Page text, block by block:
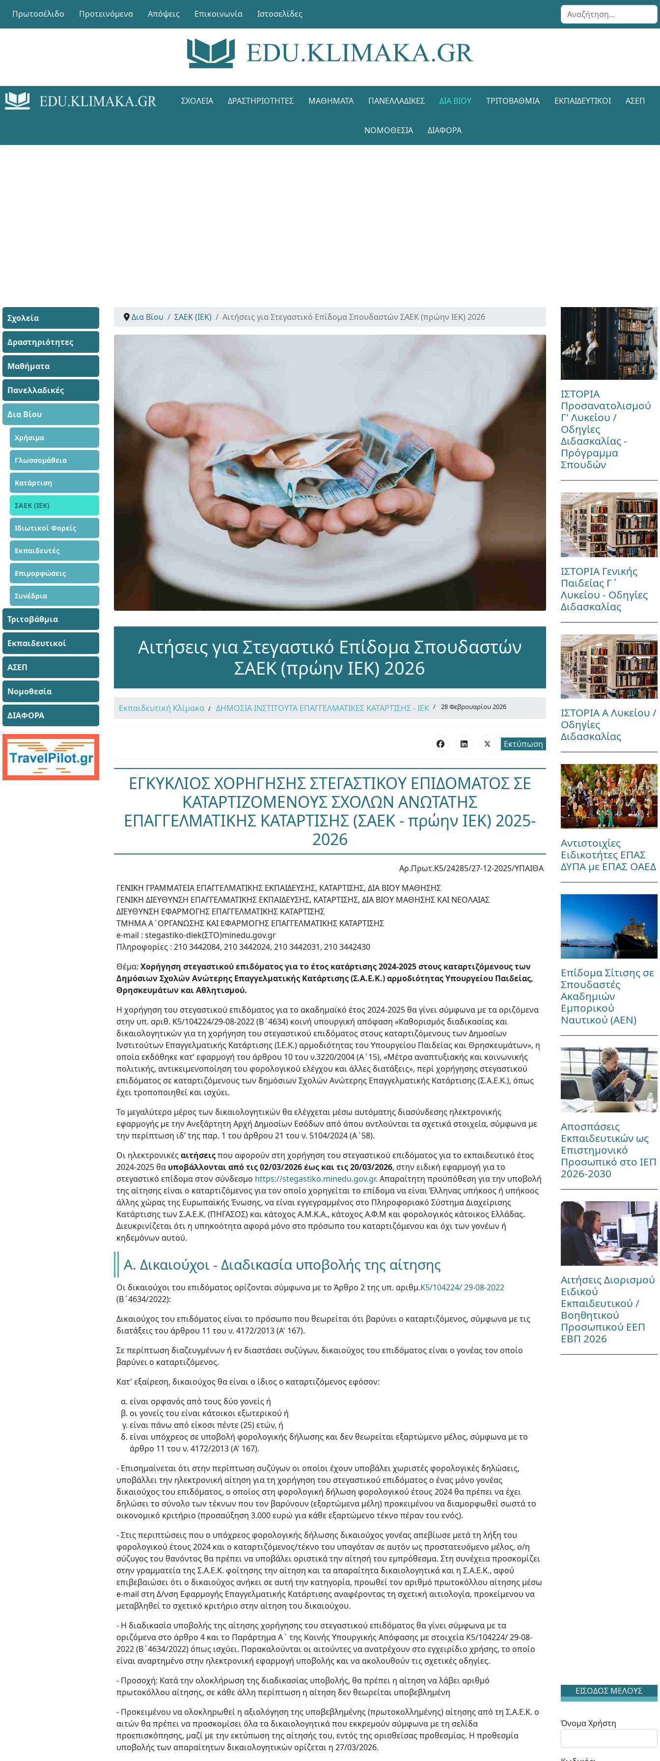
Πρωτοσέλιδο Προτεινόμενα Απόψεις Επικοινωνία Ιστοσελίδες Αναζήτηση...
ΣΧΟΛΕΊΑ ΔΡΑΣΤΗΡΙΌΤΗΤΕΣ ΜΑΘΉΜΑΤΑ ΠΑΝΕΛΛΑΔΙΚΈΣ ΔΙΑ ΒΊΟΥ ΤΡΙΤΟΒΆΘΜΙΑ ΕΚΠΑΙΔΕΥΤΙΚΟΊ ΑΣΕΠ
ΝΟΜΟΘΕΣΊΑ ΔΙΑΦΟΡΑ
Σχολεία
Δραστηριότητες
Μαθήματα
Πανελλαδικές
Δια Βίου
Χρήσιμα
Γλωσσομάθεια
Κατάρτιση
ΣΑΕΚ (ΙΕΚ)
Ιδιωτικοί Φορείς
Εκπαιδευτές
Επιμορφώσεις
Συνέδρια
Τριτοβάθμια
Εκπαιδευτικοί
ΑΣΕΠ
Νομοθεσία
ΔΙΑΦΟΡΑ
Δια Βίου ΣΑΕΚ (ΙΕΚ) Αιτήσεις για Στεγαστικό Επίδομα Σπουδαστών ΣΑΕΚ (πρώην ΙΕΚ) 2026
Αιτήσεις για Στεγαστικό Επίδομα Σπουδαστών
ΣΑΕΚ (πρώην ΙΕΚ) 2026
Εκπαιδευτική Κλίμακα ΔΗΜΟΣΙΑ ΙΝΣΤΙΤΟΥΤΑ ΕΠΑΓΓΕΛΜΑΤΙΚΕΣ ΚΑΤΑΡΤΙΣΗΣ - ΙΕΚ 28 Φεβρουαρίου 2026
Εκτύπωση
ΕΓΚΥΚΛΙΟΣ ΧΟΡΗΓΗΣΗΣ ΣΤΕΓΑΣΤΙΚΟΥ ΕΠΙΔΟΜΑΤΟΣ ΣΕ
ΚΑΤΑΡΤΙΖΟΜΕΝΟΥΣ ΣΧΟΛΩΝ ΑΝΩΤΑΤΗΣ
ΕΠΑΓΓΕΛΜΑΤΙΚΗΣ ΚΑΤΑΡΤΙΣΗΣ (ΣΑΕΚ - πρώην ΙΕΚ) 2025-
2026
Αρ.Πρωτ.Κ5/24285/27-12-2025/ΥΠΑΙΘΑ
ΓΕΝΙΚΗ ΓΡΑΜΜΑΤΕΙΑ ΕΠΑΓΓΕΛΜΑΤΙΚΗΣ ΕΚΠΑΙΔΕΥΣΗΣ, ΚΑΤΑΡΤΙΣΗΣ, ΔΙΑ ΒΙΟΥ ΜΑΘΗΣΗΣ
ΓΕΝΙΚΗ ΔΙΕΥΘΥΝΣΗ ΕΠΑΓΓΕΛΜΑΤΙΚΗΣ ΕΚΠΑΙΔΕΥΣΗΣ, ΚΑΤΑΡΤΙΣΗΣ, ΔΙΑ ΒΙΟΥ ΜΑΘΗΣΗΣ KAI ΝΕΟΛΑΙΑΣ
ΔΙΕΥΘΥΝΣΗ ΕΦΑΡΜΟΓΗΣ ΕΠΑΓΓΕΛΜΑΤΙΚΗΣ ΚΑΤΑΡΤΙΣΗΣ
ΤΜΗΜΑ Α΄ΟΡΓΑΝΩΣΗΣ ΚΑΙ ΕΦΑΡΜΟΓΗΣ ΕΠΑΓΓΕΛΜΑΤΙΚΗΣ ΚΑΤΑΡΤΙΣΗΣ
e-mail : stegastiko-diek(ΣΤΟ)minedu.gov.gr
Πληροφορίες : 210 3442084, 210 3442024, 210 3442031, 210 3442430
Θέμα:Χορήγηση στεγαστικού επιδόματος για το έτος κατάρτισης 2024-2025 στους καταρτιζόμενους των
Δημόσιων Σχολών Ανώτερης Επαγγελματικής Κατάρτισης (Σ.Α.Ε.Κ.) αρμοδιότητας Υπουργείου Παιδείας,
Θρησκευμάτων και Αθλητισμού.
Η χορήγηση του στεγαστικού επιδόματος για το ακαδημαϊκό έτος 2024-2025 θα γίνει σύμφωνα με τα οριζόμενα
στην υπ. αριθ. K5/104224/29-08-2022 (Β΄4634) κοινή υπουργική απόφαση «Καθορισμός διαδικασίας και
δικαιολογητικών για τη χορήγηση του στεγαστικού επιδόματος στους καταρτιζόμενους των Δημοσίων
Ινστιτούτων Επαγγελματικής Κατάρτισης (Ι.Ε.Κ.) αρμοδιότητας του Υπουργείου Παιδείας και Θρησκευμάτων», η
οποία εκδόθηκε κατ’ εφαρμογή του άρθρου 10 του ν.3220/2004 (Α΄15), «Μέτρα αναπτυξιακής και κοινωνικής
πολιτικής, αντικειμενοποίηση του φορολογικού ελέγχου και άλλες διατάξεις», περί χορήγησης στεγαστικού
επιδόματος σε καταρτιζόμενους των δημόσιων Σχολών Ανώτερης Επαγγελματικής Κατάρτισης (Σ.Α.Ε.Κ.), όπως
έχει τροποποιηθεί και ισχύει.
Το μεγαλύτερο μέρος των δικαιολογητικών θα ελέγχεται μέσω αυτόματης διασύνδεσης ηλεκτρονικής
εφαρμογής με την Ανεξάρτητη Αρχή Δημοσίων Εσόδων από όπου αντλούνται τα σχετικά στοιχεία, σύμφωνα με
την περίπτωση ιδ’ της παρ. 1 του άρθρου 21 του ν. 5104/2024 (Α΄58).
Οι ηλεκτρονικέςαιτήσειςπου αφορούν στη χορήγηση του στεγαστικού επιδόματος για το εκπαιδευτικό έτος
2024-2025 θα υποβάλλονται από τις 02/03/2026 έως και τις 20/03/2026, στην ειδική εφαρμογή για το
στεγαστικό επίδομα στον σύνδεσμο https://stegastiko.minedu.gov.gr. Απαραίτητη προϋπόθεση για την υποβολή
της αίτησης είναι ο καταρτιζόμενος για τον οποίο χορηγείται το επίδομα να είναι Έλληνας υπήκοος ή υπήκοος
άλλης χώρας της Ευρωπαϊκής Ένωσης, να είναι εγγεγραμμένος στο Πληροφοριακό Σύστημα Διαχείρισης
Κατάρτισης των Σ.Α.Ε.Κ. (ΠΗΓΑΣΟΣ) και κάτοχος Α.Μ.Κ.Α., κάτοχος Α.Φ.Μ και φορολογικός κάτοικος Ελλάδας.
Διευκρινίζεται ότι η υπηκοότητα αφορά μόνο στο πρόσωπο του καταρτιζόμενου και όχι των γονέων ή
κηδεμόνων αυτού.
Α. Δικαιούχοι - Διαδικασία υποβολής της αίτησης
Οι δικαιούχοι του επιδόματος ορίζονται σύμφωνα με το Άρθρο 2 της υπ. αριθμ.K5/104224/ 29-08-2022
(Β΄4634/2022):
Δικαιούχος του επιδόματος είναι το πρόσωπο που θεωρείται ότι βαρύνει ο καταρτιζόμενος, σύμφωνα με τις
διατάξεις του άρθρου 11 του ν. 4172/2013 (Α' 167).
Σε περίπτωση διαζευγμένων ή εν διαστάσει συζύγων, δικαιούχος του επιδόματος είναι ο γονέας τον οποίο
βαρύνει ο καταρτιζόμενος.
Κατ' εξαίρεση, δικαιούχος θα είναι ο ίδιος ο καταρτιζόμενος εφόσον:
είναι ορφανός από τους δύο γονείς ή
οι γονείς του είναι κάτοικοι εξωτερικού ή
είναι πάνω από είκοσι πέντε (25) ετών, ή
είναι υπόχρεος σε υποβολή φορολογικής δήλωσης και δεν θεωρείται εξαρτώμενο μέλος, σύμφωνα με το
άρθρο 11 του ν. 4172/2013 (Α' 167).
- Επισημαίνεται ότι στην περίπτωση συζύγων οι οποίοι έχουν υποβάλει χωριστές φορολογικές δηλώσεις,
υποβάλλει την ηλεκτρονική αίτηση για τη χορήγηση του στεγαστικού επιδόματος ο ένας μόνο γονέας
δικαιούχος του επιδόματος, ο οποίος στη φορολογική δήλωση φορολογικού έτους 2024 θα πρέπει να έχει
δηλώσει το σύνολο των τέκνων που τον βαρύνουν (εξαρτώμενα μέλη) προκειμένου να διαμορφωθεί σωστά το
οικονομικό κριτήριο (προσαύξηση 3.000 ευρώ για κάθε εξαρτώμενο τέκνο πέραν του ενός).
- Στις περιπτώσεις που ο υπόχρεος φορολογικής δήλωσης δικαιούχος γονέας απεβίωσε μετά τη λήξη του
φορολογικού έτους 2024 και ο καταρτιζόμενος/τέκνο του υπαγόταν σε αυτόν ως προστατευόμενο μέλος, ο/η
σύζυγος του θανόντος θα πρέπει να υποβάλει οριστικά την αίτησή του εμπρόθεσμα. Στη συνέχεια προσκομίζει
στην γραμματεία της Σ.Α.Ε.Κ. φοίτησης την αίτηση και τα απαραίτητα δικαιολογητικά και η Σ.Α.Ε.Κ., αφού
επιβεβαιώσει ότι ο δικαιούχος ανήκει σε αυτή την κατηγορία, προωθεί τον αριθμό πρωτοκόλλου αίτησης μέσω
e-mail στη Δ/νση Εφαρμογής Επαγγελματικής Κατάρτισης αναφέροντας τη σχετική αιτιολογία, προκείμενου να
μεταβληθεί το σχετικό κριτήριο στην αίτηση του δικαιούχου.
- Η διαδικασία υποβολής της αίτησης χορήγησης του στεγαστικού επιδόματος θα γίνει σύμφωνα με τα
οριζόμενα στο άρθρο 4 και το Παράρτημα Α΄ της Κοινής Υπουργικής Απόφασης με στοιχεία K5/104224/ 29-08-
2022 (Β΄4634/2022) όπως ισχύει. Παρακαλούνται οι αιτούντες να ανατρέχουν στο εγχειρίδιο χρήσης, το οποίο
είναι αναρτημένο στην ηλεκτρονική εφαρμογή υποβολής και να ακολουθούν τις σχετικές οδηγίες.
- Προσοχή: Κατά την ολοκλήρωση της διαδικασίας υποβολής, θα πρέπει η αίτηση να λάβει αριθμό
πρωτοκόλλου αίτησης, σε κάθε άλλη περίπτωση η αίτηση δεν θεωρείται υποβεβλημένη
- Προκειμένου να ολοκληρωθεί η αξιολόγηση της υποβεβλημένης (πρωτοκολλημένης) αίτησης από τη Σ.Α.Ε.Κ. ο
αιτών θα πρέπει να προσκομίσει όλα τα δικαιολογητικά που εκκρεμούν σύμφωνα με τη σελίδα
προεπισκόπησης, μαζί με την εκτύπωση της αίτησής του, εντός της ορισθείσας προθεσμίας. Η προθεσμία
υποβολής των απαραίτητων δικαιολογητικών ορίζεται η 27/03/2026.
ΙΣΤΟΡΙΑ
Προσανατολισμού
Γ' Λυκείου /
Οδηγίες
Διδασκαλίας -
Πρόγραμμα
Σπουδών
ΙΣΤΟΡΙΑ Γενικής
Παιδείας Γ΄
Λυκείου - Οδηγίες
Διδασκαλίας
ΙΣΤΟΡΙΑ Α Λυκείου /
Οδηγίες
Διδασκαλίας
Αντιστοιχίες
Ειδικοτήτες ΕΠΑΣ
ΔΥΠΑ με ΕΠΑΣ ΟΑΕΔ
Επίδομα Σίτισης σε
Σπουδαστές
Ακαδημιών
Εμπορικού
Ναυτικού (ΑΕΝ)
Αποσπάσεις
Εκπαιδευτικών ως
Επιστημονικό
Προσωπικό στο ΙΕΠ
2026-2030
Αιτήσεις Διορισμού
Ειδικού
Εκπαιδευτικού /
Βοηθητικού
Προσωπικού ΕΕΠ
ΕΒΠ 2026
ΕΙΣΟΔΟΣ ΜΕΛΟΥΣ
Όνομα Χρήστη